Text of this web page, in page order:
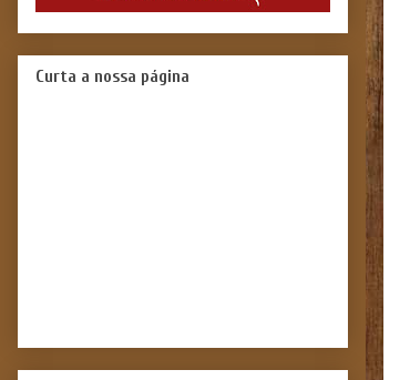
Curta a nossa página